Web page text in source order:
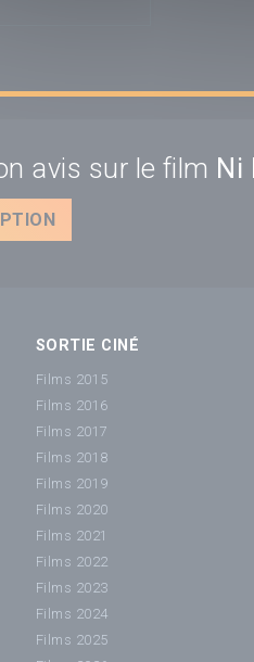
avis sur le film Ni
SORTIE CINÉ
Films 2015
Films 2016
Films 2017
Films 2018
Films 2019
Films 2020
Films 2021
Films 2022
Films 2023
Films 2024
Films 2025